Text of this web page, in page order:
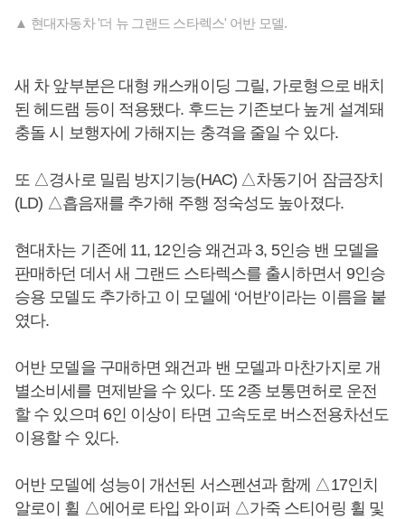
▲ 현대자동차 '더 뉴 그랜드 스타렉스' 어반 모델.
새 차 앞부분은 대형 캐스캐이딩 그릴, 가로형으로 배치
된 헤드램 등이 적용됐다. 후드는 기존보다 높게 설계돼
충돌 시 보행자에 가해지는 충격을 줄일 수 있다.
또 △경사로 밀림 방지기능(HAC) △차동기어 잠금장치
(LD) △흡음재를 추가해 주행 정숙성도 높아졌다.
현대차는 기존에 11, 12인승 왜건과 3, 5인승 밴 모델을
판매하던 데서 새 그랜드 스타렉스를 출시하면서 9인승
승용 모델도 추가하고 이 모델에 ‘어반’이라는 이름을 붙
였다.
어반 모델을 구매하면 왜건과 밴 모델과 마찬가지로 개
별소비세를 면제받을 수 있다. 또 2종 보통면허로 운전
할 수 있으며 6인 이상이 타면 고속도로 버스전용차선도
이용할 수 있다.
어반 모델에 성능이 개선된 서스펜션과 함께 △17인치
알로이 휠 △에어로 타입 와이퍼 △가죽 스티어링 휠 및